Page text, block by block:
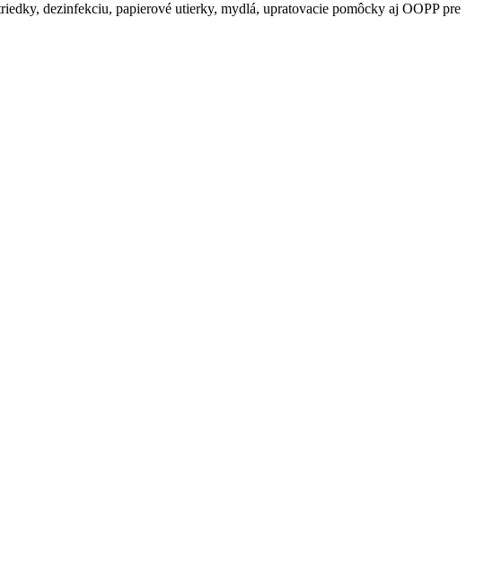
dezinfekciu, papierové utierky, mydlá, upratovacie pomôcky aj OOPP pre